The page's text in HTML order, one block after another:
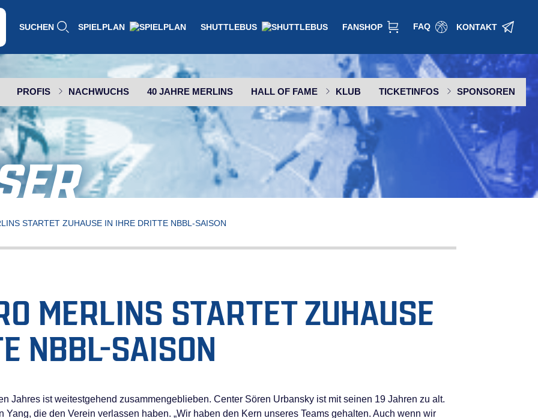
SUCHEN SPIELPLAN SHUTTLEBUS FANSHOP FAQ KONTAKT
PROFIS NACHWUCHS 40 JAHRE MERLINS HALL OF FAME KLUB TICKETINFOS SPONSOREN
SPONSOR WERDEN
STARTET ZUHAUSE IN IHRE DRITTE NBBL-SAISON
MERLINS STARTET ZUHAUSE
NBBL-SAISON
Jahres ist weitestgehend zusammengeblieben. Center Sören Urbansky ist mit seinen 19 Jahren zu alt.
die den Verein verlassen haben. „Wir haben den Kern unseres Teams gehalten. Auch wenn wir